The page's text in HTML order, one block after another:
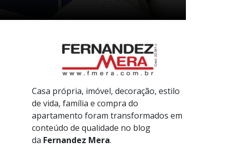
Casa própria, imóvel, decoração, estilo
de vida, família e compra do
apartamento foram transformados em
conteúdo de qualidade no blog
da Fernandez Mera.